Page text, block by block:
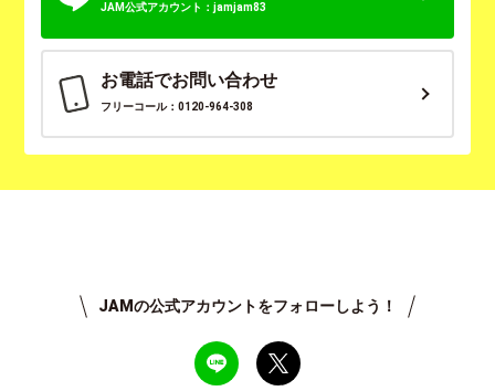
JAM公式アカウント：jamjam83
お電話でお問い合わせ
フリーコール：0120-964-308
JAMの公式アカウントをフォローしよう！